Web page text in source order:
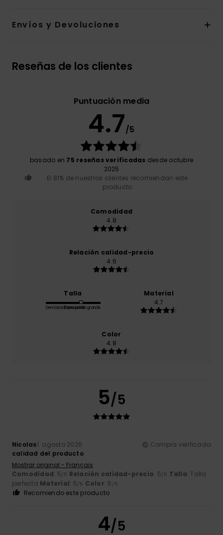
Envíos y Devoluciones
Reseñas de los clientes
Puntuación media
4.7/5
basado en 75 reseñas verificadas desde octubre
2025
El 81% de nuestros clientes recomiendan este
producto
Comodidad
4.8
Relación calidad-precio
4.6
Talla
Demasiado pequeño
Demasiado grande
Material
4.7
Color
4.8
5/5
Nicolas1. agosto 2026
Compra verificada
calidad del producto
Mostrar original - Français
Comodidad: 5/5 Relación calidad-precio: 5/5 Talla: Talla
perfecta Material: 5/5 Color: 5 /5
Recomiendo este producto
4/5